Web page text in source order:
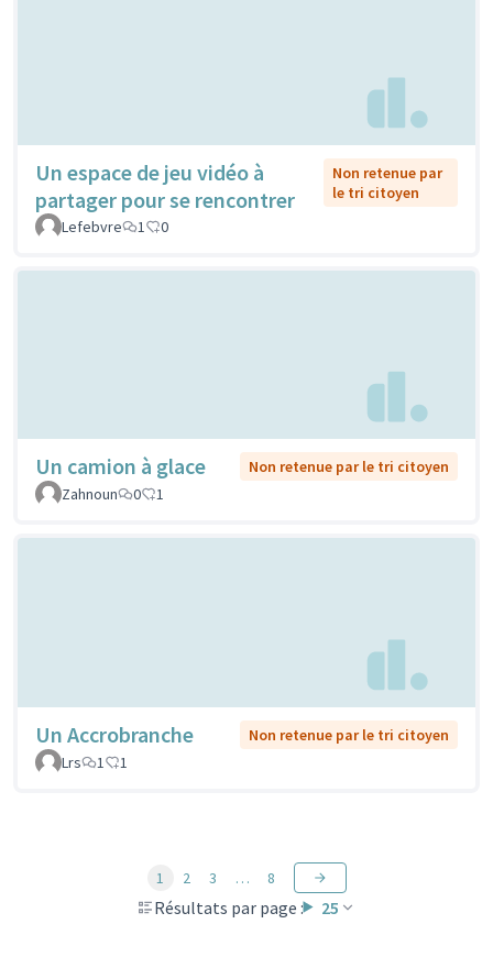
Un espace de jeu vidéo à
partager pour se rencontrer
Non retenue par
le tri citoyen
Lefebvre
1 0
Un camion à glace
Non retenue par le tri citoyen
Zahnoun
0 1
Un Accrobranche
Non retenue par le tri citoyen
Lrs
1 1
Résultats par page : 25
1 2 3 … 8